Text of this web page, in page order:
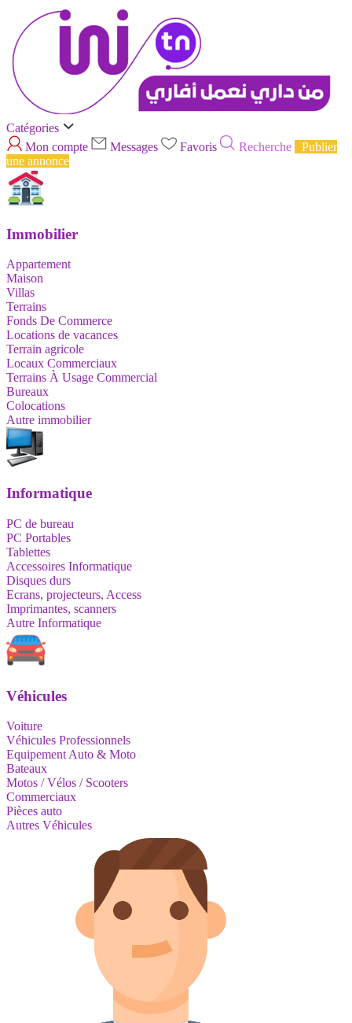
Catégories
Mon compte
Messages Favoris Recherche
Publier
une annonce
Immobilier
Appartement
Maison
Villas
Terrains
Fonds De Commerce
Locations de vacances
Terrain agricole
Locaux Commerciaux
Terrains À Usage Commercial
Bureaux
Colocations
Autre immobilier
Informatique
PC de bureau
PC Portables
Tablettes
Accessoires Informatique
Disques durs
Ecrans, projecteurs, Access
Imprimantes, scanners
Autre Informatique
Véhicules
Voiture
Véhicules Professionnels
Equipement Auto & Moto
Bateaux
Motos / Vélos / Scooters
Commerciaux
Pièces auto
Autres Véhicules